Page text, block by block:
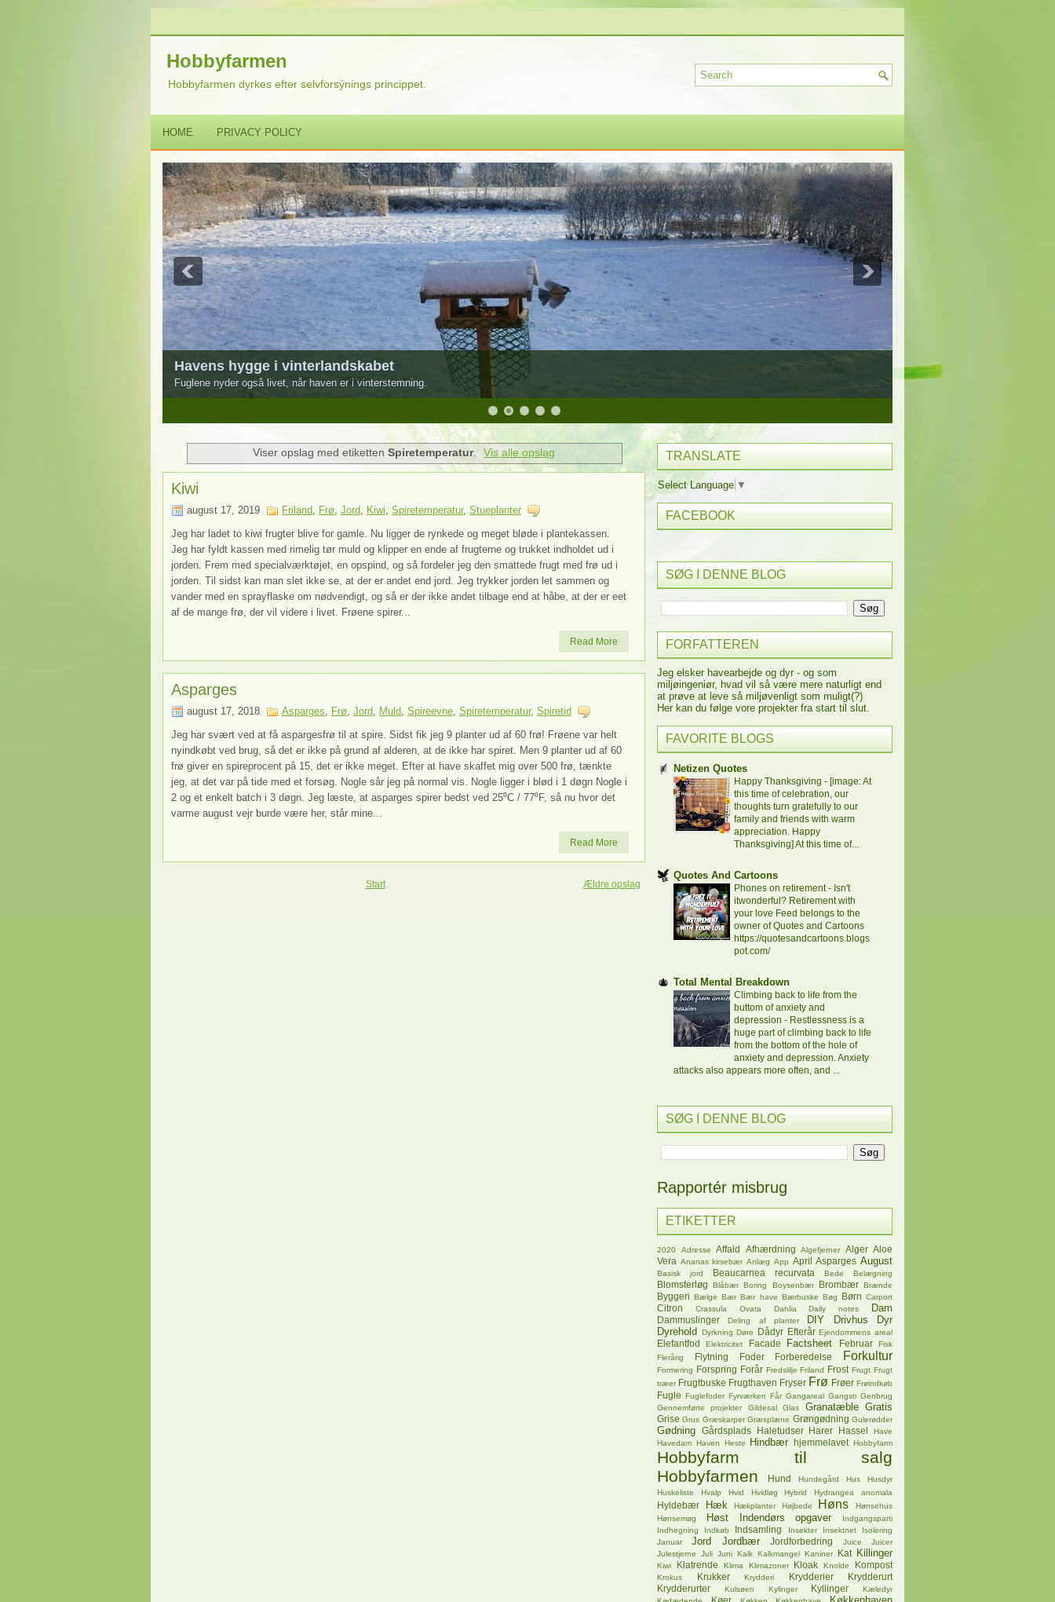
Hobbyfarmen
Hobbyfarmen dyrkes efter selvforsýnings princippet.
HOME PRIVACY POLICY
Havens hygge i vinterlandskabet
Fuglene nyder også livet, når haven er i vinterstemning.
Viser opslag med etiketten Spiretemperatur. Vis alle opslag
Kiwi
august 17, 2019 Friland Frø Jord Kiwi Spiretemperatur, Stueplanter
Jeg har ladet to kiwi frugter blive for gamle. Nu ligger de rynkede og meget bløde i plantekassen.
Jeg har fyldt kassen med rimelig tør muld og klipper en ende af frugterne og trukket indholdet ud i
jorden. Frem med specialværktøjet, en opspind, og så fordeler jeg den smattede frugt med frø ud i
jorden. Til sidst kan man slet ikke se, at der er andet end jord. Jeg trykker jorden let sammen og
vander med en sprayflaske om nødvendigt, og så er der ikke andet tilbage end at håbe, at der er eet
af de mange frø, der vil videre i livet. Frøene spirer...
Read More
Asparges
august 17, 2018 Asparges Frø Jord Muld Spireevne Spiretemperatur, Spiretid
Jeg har svært ved at få aspargesfrø til at spire. Sidst fik jeg 9 planter ud af 60 frø! Frøene var helt
nyindkøbt ved brug, så det er ikke på grund af alderen, at de ikke har spiret. Men 9 planter ud af 60
frø giver en spireprocent på 15, det er ikke meget. Efter at have skaffet mig over 500 frø, tænkte
jeg, at det var på tide med et forsøg. Nogle sår jeg på normal vis. Nogle ligger i blød i 1 døgn Nogle i
2 og et enkelt batch i 3 døgn. Jeg læste, at asparges spirer bedst ved 25⁰C / 77⁰F, så nu hvor det
varme august vejr burde være her, står mine...
Read More
Ældre opslag
Start
TRANSLATE
Select Language ▼
FACEBOOK
SØG I DENNE BLOG
FORFATTEREN
Jeg elsker havearbejde og dyr - og som
miljøingeniør, hvad vil så være mere naturligt end
at prøve at leve så miljøvenligt som muligt(?)
Her kan du følge vore projekter fra start til slut.
FAVORITE BLOGS
Netizen Quotes
Happy Thanksgiving - [image: At
this time of celebration, our
thoughts turn gratefully to our
family and friends with warm
appreciation. Happy
Thanksgiving] At this time of...
Quotes And Cartoons
Phones on retirement- Isn't
itwonderful? Retirement with
your love Feed belongs to the
owner of Quotes and Cartoons
https://quotesandcartoons.blogs
pot.com/
Total Mental Breakdown
Climbing back to life from the
buttom of anxiety and
depression - Restlessness is a
huge part of climbing back to life
from the bottom of the hole of
anxiety and depression. Anxiety
attacks also appears more often, and ...
SØG I DENNE BLOG
Rapportér misbrug
ETIKETTER
2020 Adresse Affald Afhærdning Algefjerner Alger Aloe
Vera Ananas kirsebær Anlæg App April Asparges August
Basisk jord Beaucarnea recurvata Bede Belægning
Blomsterløg Blåbær Boring Boysenbær Brombær Brænde
Byggeri Bælge Bær Bær have Bærbuske Bøg Børn Carport
Citron Crassula Ovata Dahlia Daily notes Dam
Dammuslinger Deling af planter DIY Drivhus
Dyr
Dyrehold
Dyrkning Døre Dådyr Efterår Ejendommens areal
Elefantfod Elektricitet Facade Factsheet Februar
Fisk
Flerårig
Flytning Foder Forberedelse Forkultur
Formering Forspring Forår Fredslilje Friland Frost Frugt Frugt
træer Frugtbuske Frugthaven Fryser Frø Frøer Frøindkøb
Fugle Fuglefoder Fyrværkeri Får Gangareal Gangsti Genbrug
Gennemførte projekter
Gildesal Glas Granatæble Gratis
Grise Grus Græskarper Græsplæne Grøngødning Gulerødder
Gødning Gårdsplads Haletudser Harer Hassel
Have
Havedam Haven Heste Hindbær hjemmelavet Hobbyfarm
Hobbyfarm til salg
Hobbyfarmen
Hund Hundegård Hus
Husdyr
Huskeliste
Hvalp Hvid Hvidløg Hybrid Hydrangea anomala
Hyldebær Hæk Hækplanter Højbede Høns
Hønsehus
Hønsemøg
Høst Indendørs opgaver
Indgangsparti
Indhegning
Indkøb Indsamling Insekter Insektnet
Isolering
Januar
Jord Jordbær Jordforbedring Juice
Juicer
Julestjerne
Juli Juni Kalk Kalkmangel Kaniner Kat Killinger
Kiwi Klatrende Klima Klimazoner Kloak Knolde Kompost
Krokus Krukker Krydderi Krydderier
Krydderurt
Krydderurter
Kulsøen Kylinger Kyllinger
Kæledyr